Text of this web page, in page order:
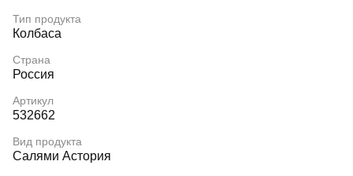
Тип продукта
Колбаса
Страна
Россия
Артикул
532662
Вид продукта
Салями Астория